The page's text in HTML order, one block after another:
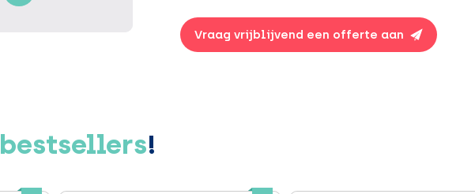
Vraag vrijblijvend een offerte aan
bestsellers!